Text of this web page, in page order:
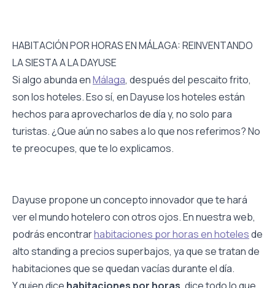
HABITACIÓN POR HORAS EN MÁLAGA: REINVENTANDO
LA SIESTA A LA DAYUSE
Si algo abunda enMálaga, después del pescaito frito,
son los hoteles. Eso sí, en Dayuse los hoteles están
hechos para aprovecharlos de día y, no solo para
turistas. ¿Que aún no sabes a lo que nos referimos? No
te preocupes, que te lo explicamos.
Dayuse propone un concepto innovador que te hará
ver el mundo hotelero con otros ojos. En nuestra web,
podrás encontrarhabitaciones por horas en hotelesde
alto standing a precios superbajos, ya que se tratan de
habitaciones que se quedan vacías durante el día.